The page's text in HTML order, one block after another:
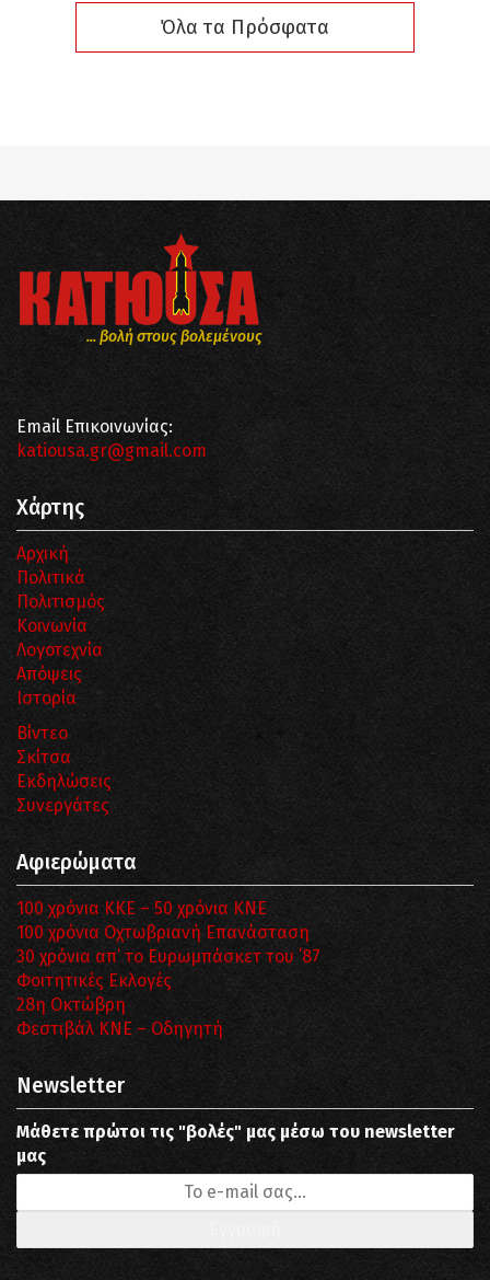
Όλα τα Πρόσφατα
... βολή στους βολεμένους
Email Επικοινωνίας:
katiousa.gr@gmail.com
Χάρτης
Αρχική
Πολιτικά
Πολιτισμός
Κοινωνία
Λογοτεχνία
Απόψεις
Ιστορία
Βίντεο
Σκίτσα
Εκδηλώσεις
Συνεργάτες
Αφιερώματα
100 χρόνια ΚΚΕ – 50 χρόνια ΚΝΕ
100 χρόνια Οχτωβριανή Επανάσταση
30 χρόνια απ’ το Ευρωμπάσκετ του ΄87
Φοιτητικές Εκλογές
28η Οκτώβρη
Φεστιβάλ ΚΝΕ – Οδηγητή
Newsletter
Μάθετε πρώτοι τις "βολές" μας μέσω του newsletter
μας